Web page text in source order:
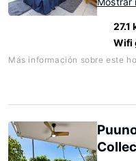
27.1
Wifi
Más información sobre este